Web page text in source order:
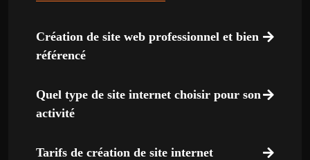
Création de site web professionnel et bien
référencé
Quel type de site internet choisir pour son
activité
Tarifs de création de site internet